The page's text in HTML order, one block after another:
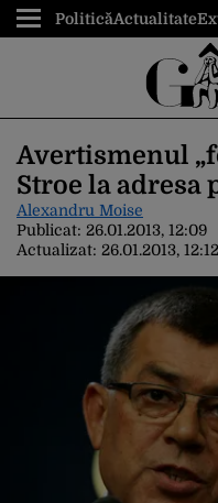
PoliticăActualitate
Avertismenul
Stroe la
Alexandru Moise
Publicat: 26.01.2013, 12:09
Actualizat: 26.01.2013, 12:12